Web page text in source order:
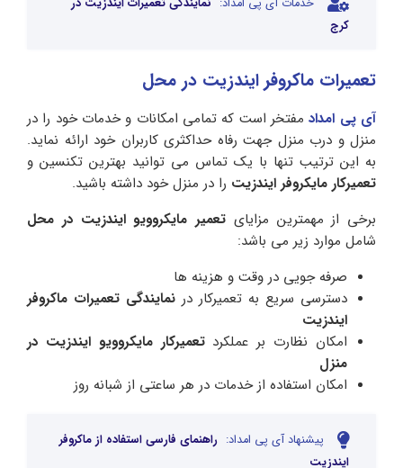
کرج
تعمیرات ماکروفر ایندزیت در محل
آی پی امدادمفتخر است که تمامی امکانات و خدمات خود را در
منزل و درب منزل جهت رفاه حداکثری کاربران خود ارائه نماید.
به این ترتیب تنها با یک تماس می توانید بهترین تکنسین و
تعمیرکار مایکروفر ایندزیت را در منزل خود داشته باشید.
برخی از مهمترین مزایای تعمیر مایکروویو ایندزیت در محل
شامل موارد زیر می باشد:
صرفه جویی در وقت و هزینه ها
دسترسی سریع به تعمیرکار در نمایندگی تعمیرات ماکروفر
ایندزیت
امکان نظارت بر عملکردتعمیرکار مایکروویو ایندزیت در
منزل
امکان استفاده از خدمات در هر ساعتی از شبانه روز
پیشنهاد آی پی امداد: راهنمای فارسی استفاده از ماکروفر
ایندزیت